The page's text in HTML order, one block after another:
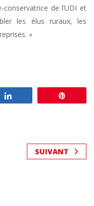
conservatrice de l’UDI et
les élus ruraux, les
»
SUIVANT